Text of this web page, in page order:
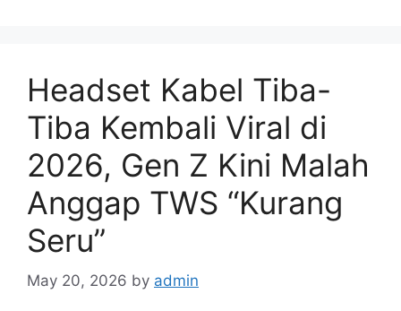
Headset Kabel Tiba-
Tiba Kembali Viral di
2026, Gen Z Kini Malah
Anggap TWS “Kurang
Seru”
May 20, 2026 by admin